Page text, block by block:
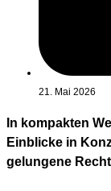
21. Mai 2026
In kompakten
Einblicke in
gelungene